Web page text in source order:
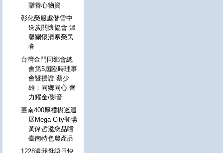
贈善心物資
彰化榮服處偕雪中
送炭關懷協會 溫
馨關懷清寒榮民
眷
台灣金門同鄉會總
會第5屆臨時理事
會暨授證 蔡少
雄：同鄉同心 齊
力耀金/影音
臺南400厚禮樹巡迴
展Mega City登場
黃偉哲邀您品嚐
臺南特色農產品
1228還我母語日快